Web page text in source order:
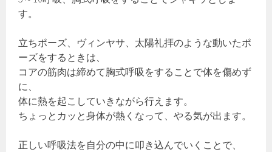
す。
立ちポーズ、ヴィンヤサ、太陽礼拝のような動いたポ
ーズをするときは、
コアの筋肉は締めて胸式呼吸をすることで体を傷めず
に、
体に熱を起こしていきながら行えます。
ちょっとカッと身体が熱くなって、やる気が出ます。
正しい呼吸法を自分の中に叩き込んでいくことで、